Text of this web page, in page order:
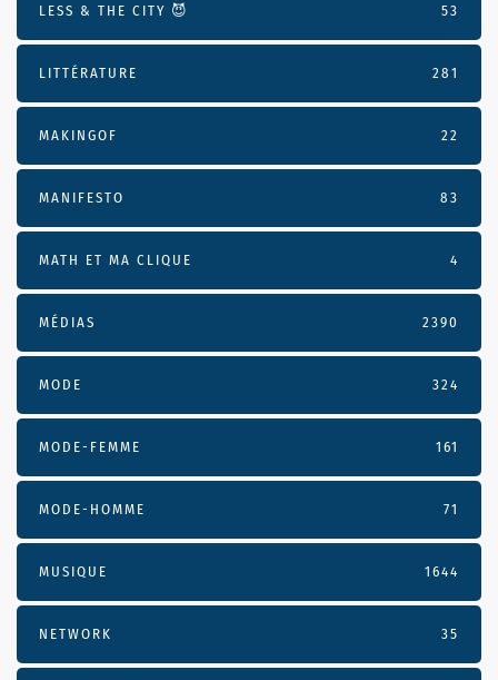
LESS & THE CITY 😈 53
LITTÉRATURE 281
MAKINGOF 22
MANIFESTO 83
MATH ET MA CLIQUE 4
MÉDIAS 2390
MODE 324
MODE-FEMME 161
MODE-HOMME 71
MUSIQUE 1644
NETWORK 35